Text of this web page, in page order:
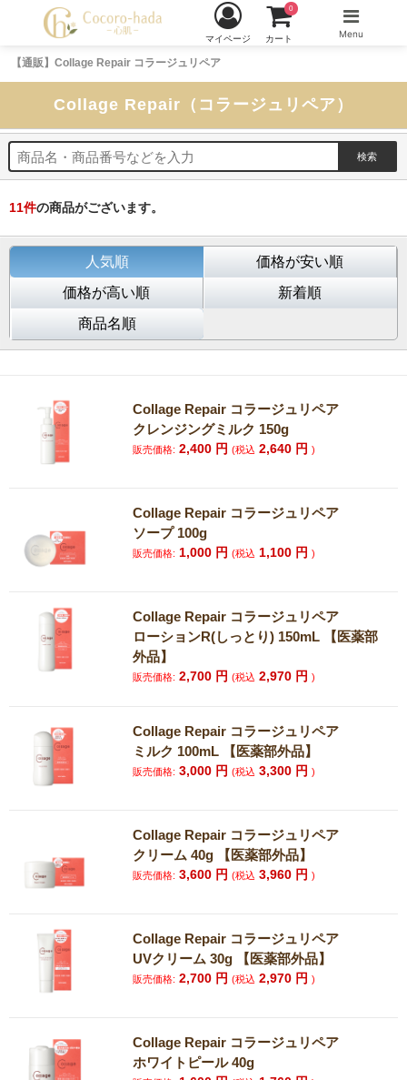
【通販】Collage Repair コラージュリペア
マイページ カート
0
Menu
Collage Repair（コラージュリペア）
11件の商品がございます。
人気順
価格が安い順
価格が高い順
新着順
商品名順
Collage Repair コラージュリペア
クレンジングミルク 150g
販売価格: 2,400 円(税込 2,640 円)
Collage Repair コラージュリペア
ソープ 100g
販売価格: 1,000 円(税込 1,100 円)
Collage Repair コラージュリペア
ローションR(しっとり) 150mL 【医薬部
外品】
販売価格: 2,700 円(税込 2,970 円)
Collage Repair コラージュリペア
ミルク 100mL 【医薬部外品】
販売価格: 3,000 円(税込 3,300 円)
Collage Repair コラージュリペア
クリーム 40g 【医薬部外品】
販売価格: 3,600 円(税込 3,960 円)
Collage Repair コラージュリペア
UVクリーム 30g 【医薬部外品】
販売価格: 2,700 円(税込 2,970 円)
Collage Repair コラージュリペア
ホワイトピール 40g